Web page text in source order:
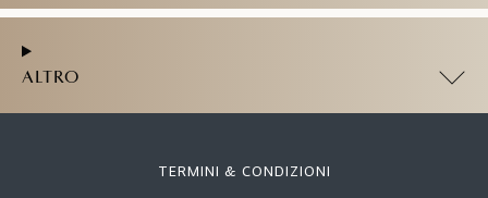
ALTRO
TERMINI & CONDIZIONI